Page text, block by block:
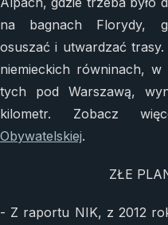
na bagnach Florydy,
osuszać i utwardzać
niemieckich równinach,
tych pod Warszawą,
kilometr. Zobacz
Obywatelskiej.
ZŁE
- Z raportu NIK, z 2012